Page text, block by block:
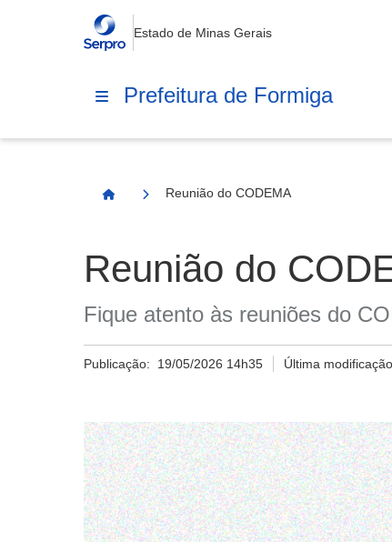
Estado de Minas Gerais
Prefeitura de Formiga
Página Inicial
Reunião do CODEMA
Reunião do
Fique atento às reuniões do
Publicação: 19/05/2026 14h35 Última